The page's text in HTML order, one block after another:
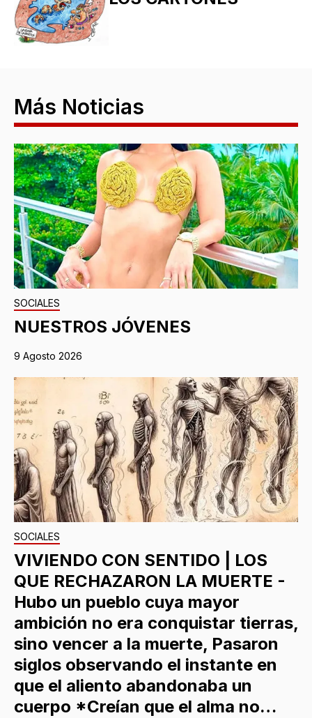
Más Noticias
SOCIALES
NUESTROS JÓVENES
9 Agosto 2026
SOCIALES
VIVIENDO CON SENTIDO | LOS
QUE RECHAZARON LA MUERTE -
Hubo un pueblo cuya mayor
ambición no era conquistar tierras,
sino vencer a la muerte, Pasaron
siglos observando el instante en
que el aliento abandonaba un
cuerpo *Creían que el alma no…